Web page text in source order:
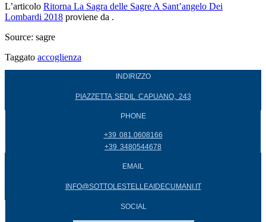
L’articolo Ritorna La Sagra delle Sagre A Sant’angelo Dei
Lombardi 2018 proviene da .
Source: sagre
Taggato accoglienza
INDIRIZZO
PIAZZETTA SEDIL CAPUANO, 243
PHONE
+39 081.0608166
+39 3480544678
EMAIL
INFO@SOTTOLESTELLEAIDECUMANI.IT
SOCIAL